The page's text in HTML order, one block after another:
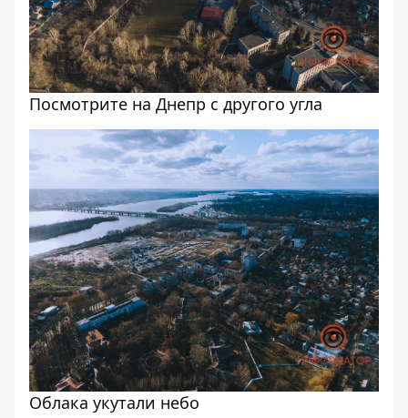
Посмотрите на Днепр с другого угла
Облака укутали небо